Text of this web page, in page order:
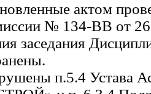
актом
№ 134-ВВ от
заседания
п.5.4 Устава